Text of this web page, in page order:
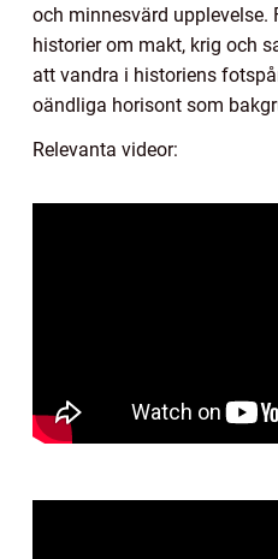
och minnesvärd upplevelse.
historier om makt, krig och
att vandra i historiens
oändliga horisont som
Relevanta videor: